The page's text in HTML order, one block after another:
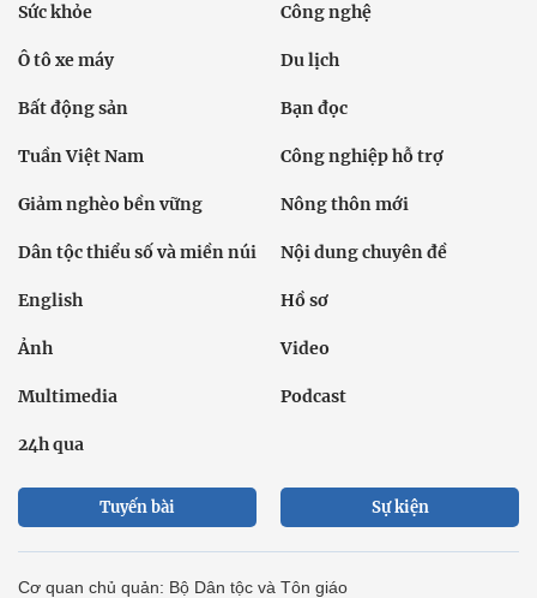
Sức khỏe Công nghệ
Ô tô xe máy Du lịch
Bất động sản Bạn đọc
Tuần Việt Nam Công nghiệp hỗ trợ
Giảm nghèo bền vững Nông thôn mới
Dân tộc thiểu số và miền núi Nội dung chuyên đề
English Hồ sơ
Ảnh Video
Multimedia Podcast
24h qua
Tuyến bài Sự kiện
Cơ quan chủ quản: Bộ Dân tộc và Tôn giáo